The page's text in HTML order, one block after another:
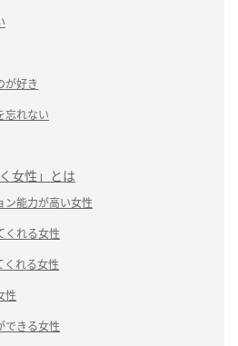
が好き
忘れない
女性」とは
ン能力が高い女性
くれる女性
くれる女性
性
できる女性